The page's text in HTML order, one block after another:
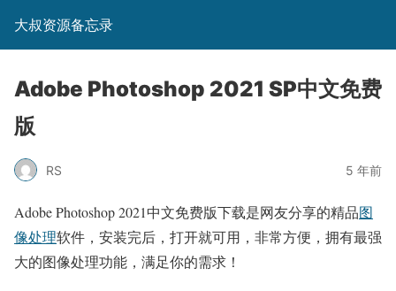
大叔资源备忘录
Adobe Photoshop 2021 SP中文免费
版
RS 5 年前
Adobe Photoshop 2021中文免费版下载是网友分享的精品图
像处理软件，安装完后，打开就可用，非常方便，拥有最强
大的图像处理功能，满足你的需求！